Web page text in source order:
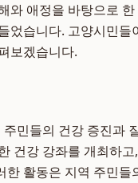
와 애정을 바탕으로
었습니다. 고양시민들
보겠습니다.
민들의 건강 증진과
건강 강좌를 개최하고
활동은 지역 주민들